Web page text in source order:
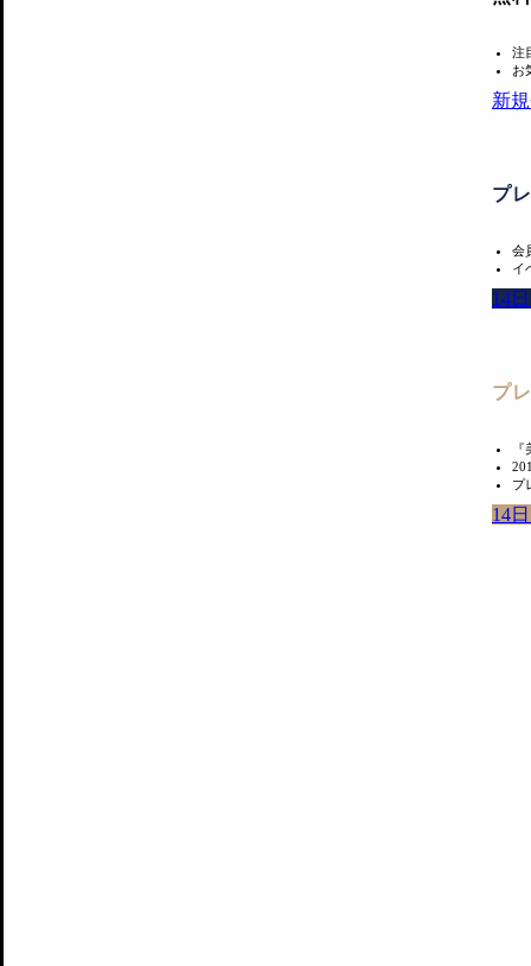
注
お
新
プ
会
イ
14
プ
プ
14